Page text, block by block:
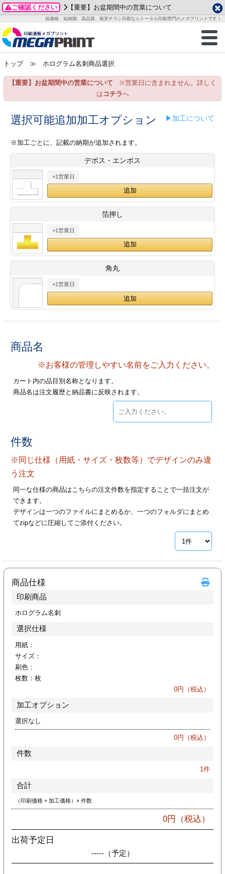
ご確認ください 【重要】お盆期間中の営業について
低価格、短納期、高品質、格安チラシ印刷ならトータル印刷専門のメガプリントです！
商品一覧
グッズ
ステッカー
ックカード印刷
業ツール印刷
＆盛り上げ印刷
ご利用ガイド
お客様へ
いて
方法
/送料について
刷
カード印刷
ックカード名刺
ムカード
型マル型印刷
ード印刷
刷
印刷
印刷
フォルダー
ファイル印刷
印刷
印刷
印刷
データ作成ガイド
成前に
ガイド
加工指示ガイド
テンプレート
ード印刷
名刺印刷
ックカード
ード印刷
印刷
形マル型
印刷
刷
ムカード印刷
ード印刷
フォルダー
ファイル印刷
ァイル印刷
印刷
リーブ
ー印刷
一覧
わせ
り
プル請求
2026年 8月
月
火 水 木 金
土
1
3
4 5 6 7
8
15
24
25 26 27
29
金
土
1
2 3
9 10 11
12
14
15 16 17 18
19
26
28
29 30
・・休業日
トップ≫ ホログラム名刺商品選択
【重要】お盆期間中の営業について ※営業日に含まれません。詳しく
は コチラへ
選択可能追加加工オプション ▶加工について
※加工ごとに、記載の納期が追加されます。
デボス・エンボス
+1営業日
箔押し
+1営業日
角丸
+1営業日
商品名
※お客様の管理しやすい名前をご入力ください。
カート内の品目別名称となります。
商品名は注文履歴と納品書に反映されます。
件数
※同じ仕様（用紙・サイズ・枚数等）でデザインのみ違
う注文
同一な仕様の商品はこちらの注文件数を指定することで一括注文が
できます。
デザインは一つのファイルにまとめるか、一つのフォルダにまとめ
てzipなどに圧縮してご添付ください。
商品仕様
印刷商品
ホログラム名刺
選択仕様
用紙：
サイズ：
刷色：
枚数： 枚
0円（税込）
加工オプション
選択なし
0円（税込）
件数
1件
合計
（印刷価格 + 加工価格）× 件数
0円（税込）
出荷予定日
-----（予定）